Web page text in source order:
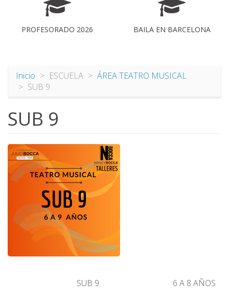
PROFESORADO 2026 BAILA EN BARCELONA
Inicio ESCUELA
ÁREA TEATRO MUSICAL
SUB 9
SUB 9
SUB 9 6 A 8 AÑOS